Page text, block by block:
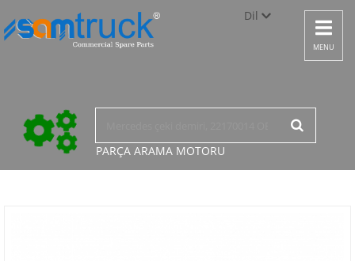
Dil
Türkçe
English
Toggle
MENU
PARÇA ARAMA MOTORU